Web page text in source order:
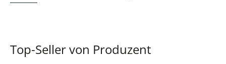
Top-Seller von Produzent